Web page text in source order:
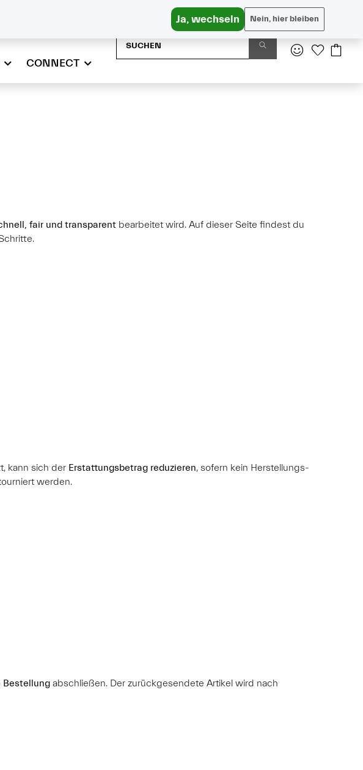
Versandkostenfrei in AT ab € 65, DE ab € 95
CONNECT
fair und transparent bearbeitet wird. Auf dieser Seite findest du
kann sich der Erstattungsbetrag reduzieren, sofern kein Herstellungs-
werden.
Bestellung abschließen. Der zurückgesendete Artikel wird nach
Ja, wechseln Nein, hier bleiben